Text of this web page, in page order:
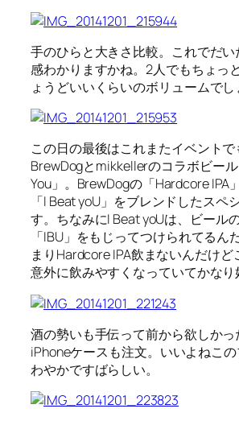
手のひらと大きさ比較。これでだ
感わかりますかね。2人でもちょっ
ょうどいいくらいのボリュームでし
この日の最後はこれまたイベントで
BrewDogとmikkellerのコラボビー
You」。BrewDogの「Hardcore IPA
「I Beat yoU」をブレンドしたスペ
す。ちなみにI Beat yoUは、ビール
「IBU」をもじってつけられてるん
まりHardcore IPA飲まないんだけど
意外に飲みやすくなっていてかなり
酒の勢いも手伝って前から欲しか
iPhoneケースも注文。いいよねこ
わやかですばらしい。